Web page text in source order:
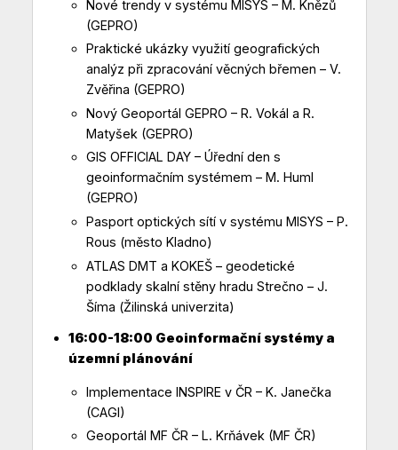
Nové trendy v systému MISYS – M. Knězů
(GEPRO)
Praktické ukázky využití geografických
analýz při zpracování věcných břemen – V.
Zvěřina (GEPRO)
Nový Geoportál GEPRO – R. Vokál a R.
Matyšek (GEPRO)
GIS OFFICIAL DAY – Úřední den s
geoinformačním systémem – M. Huml
(GEPRO)
Pasport optických sítí v systému MISYS – P.
Rous (město Kladno)
ATLAS DMT a KOKEŠ – geodetické
podklady skalní stěny hradu Strečno – J.
Šíma (Žilinská univerzita)
16:00-18:00 Geoinformační systémy a
územní plánování
Implementace INSPIRE v ČR – K. Janečka
(CAGI)
Geoportál MF ČR – L. Krňávek (MF ČR)